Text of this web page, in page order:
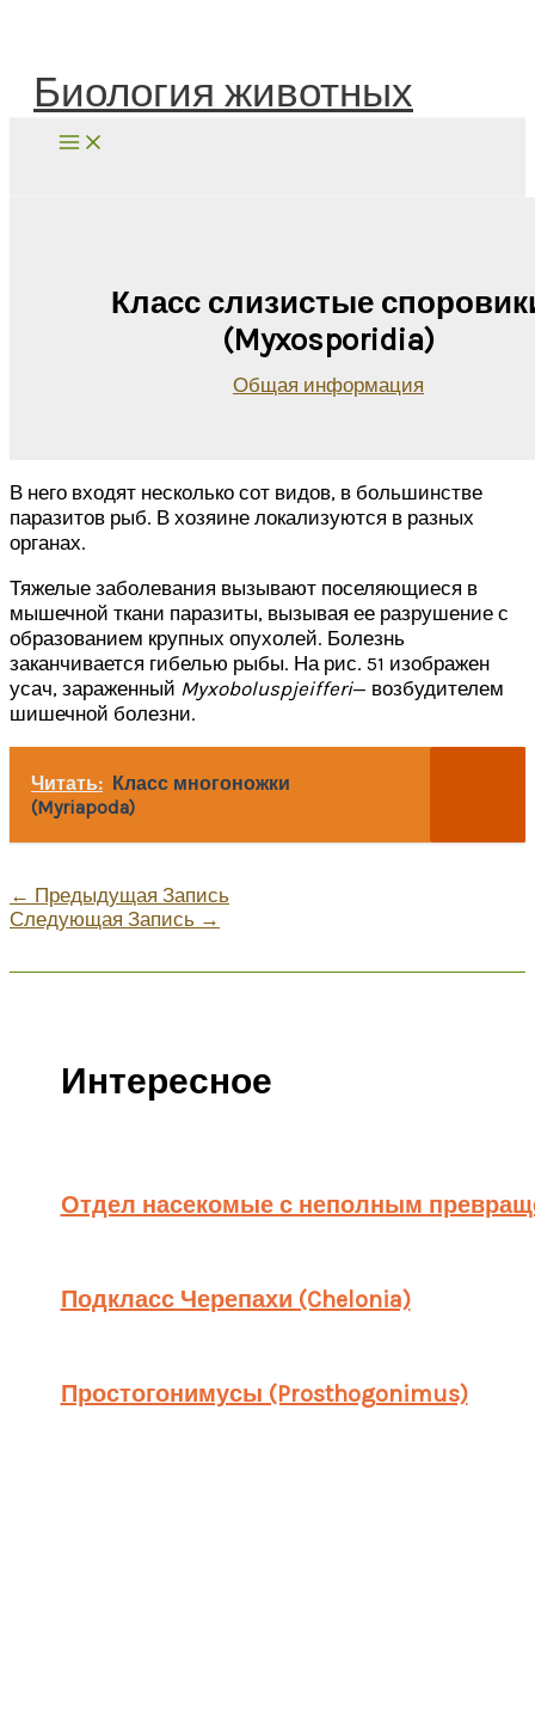
Биология животных
Класс слизистые
(Myxosporidia)
Общая информация
В него входят несколько сот видов, в большинстве
паразитов рыб. В хозяине локализуются в разных
органах.
Тяжелые заболевания вызывают поселяющиеся в
мышечной ткани паразиты, вызывая ее разрушение с
образованием крупных опухолей. Болезнь
заканчивается гибелью рыбы. На рис. 51 изображен
усач, зараженный Myxoboluspjeifferi— возбудителем
шишечной болезни.
Читать: Класс многоножки
(Myriapoda)
← Предыдущая Запись
Следующая Запись →
Интересное
Отдел насекомые с неполным
Подкласс Черепахи (Chelonia)
Простогонимусы (Prosthogonimus)